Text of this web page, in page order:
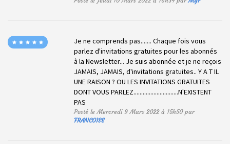
Je ne comprends pas....... Chaque fois vous
parlez d'invitations gratuites pour les abonnés
à la Newsletter... Je suis abonnée et je ne reçois
JAMAIS, JAMAIS, d'invitations gratuites.. Y A T IL
UNE RAISON ? OU LES INVITATIONS GRATUITES
DONT VOUS PARLEZ.............................N'EXISTENT
PAS
Posté le Mercredi 9 Mars 2022 à 15h50 par
FRANCOISE